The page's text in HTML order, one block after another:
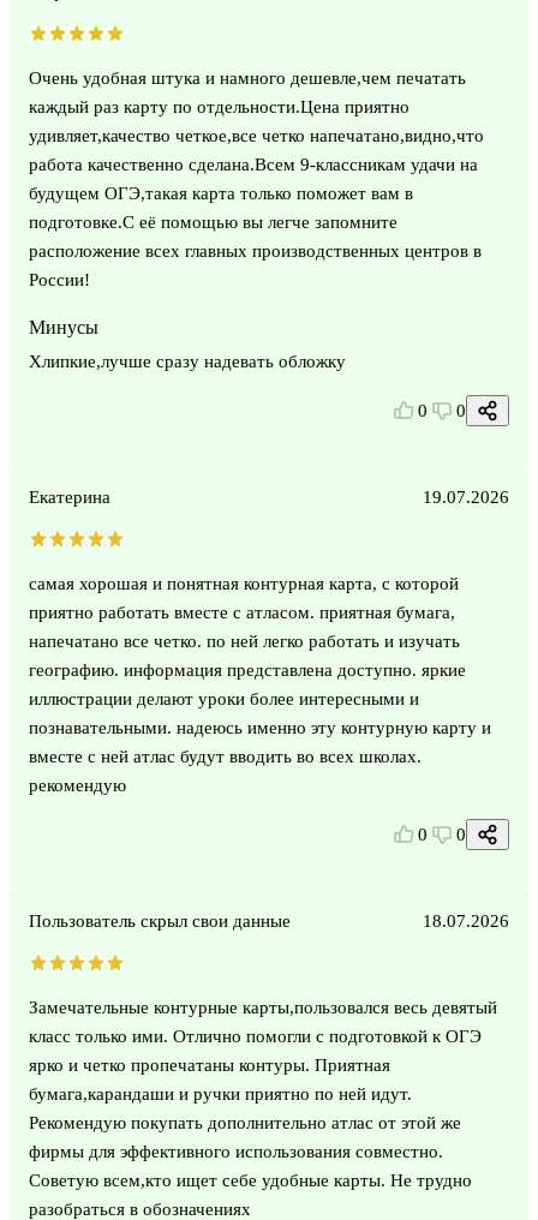
Очень удобная штука и намного дешевле,чем печатать
каждый раз карту по отдельности.Цена приятно
удивляет,качество четкое,все четко напечатано,видно,что
работа качественно сделана.Всем 9-классникам удачи на
будущем ОГЭ,такая карта только поможет вам в
подготовке.С её помощью вы легче запомните
расположение всех главных производственных центров в
России!
Минусы
Хлипкие,лучше сразу надевать обложку
0 0
Екатерина 19.07.2026
самая хорошая и понятная контурная карта, с которой
приятно работать вместе с атласом. приятная бумага,
напечатано все четко. по ней легко работать и изучать
географию. информация представлена доступно. яркие
иллюстрации делают уроки более интересными и
познавательными. надеюсь именно эту контурную карту и
вместе с ней атлас будут вводить во всех школах.
рекомендую
0 0
Пользователь скрыл свои данные 18.07.2026
Замечательные контурные карты,пользовался весь девятый
класс только ими. Отлично помогли с подготовкой к ОГЭ
ярко и четко пропечатаны контуры. Приятная
бумага,карандаши и ручки приятно по ней идут.
Рекомендую покупать дополнительно атлас от этой же
фирмы для эффективного использования совместно.
Советую всем,кто ищет себе удобные карты. Не трудно
разобраться в обозначениях